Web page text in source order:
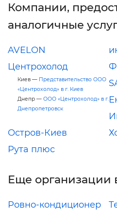
Компании,
аналогичные
AVELON
Центрохолод
Киев — Представительство ООО
«Центрохолод» в г. Киев
Днепр — ООО «Центрохолод» в г.
Днепропетровск
Остров-Киев
Рута плюс
Еще организации
Ровно-кондиционер